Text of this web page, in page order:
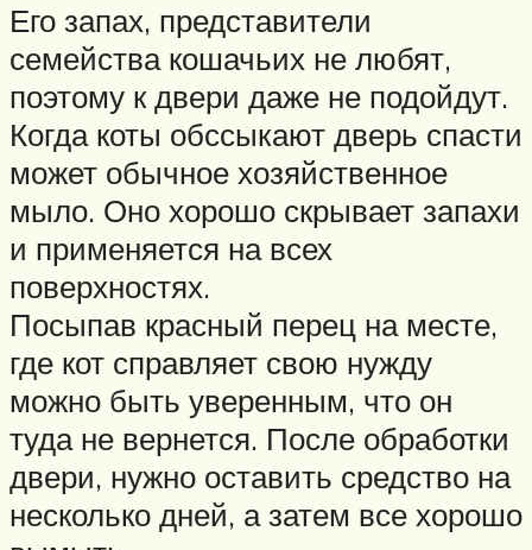
Его запах, представители
семейства кошачьих не любят,
поэтому к двери даже не подойдут.
Когда коты обссыкают дверь спасти
может обычное хозяйственное
мыло. Оно хорошо скрывает запахи
и применяется на всех
поверхностях.
Посыпав красный перец на месте,
где кот справляет свою нужду
можно быть уверенным, что он
туда не вернется. После обработки
двери, нужно оставить средство на
несколько дней, а затем все хорошо